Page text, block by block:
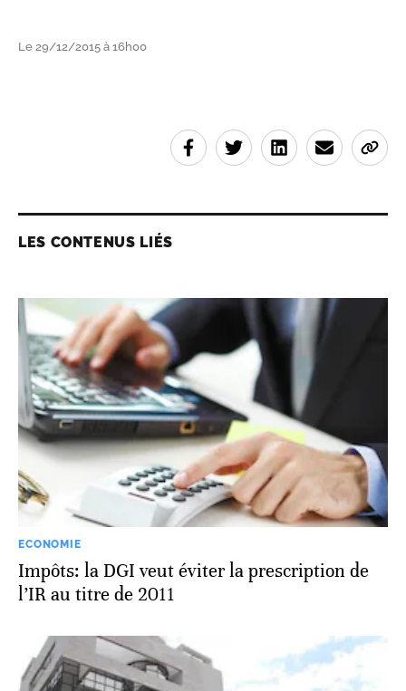
Le 29/12/2015 à 16h00
LES CONTENUS LIÉS
ECONOMIE
Impôts: la DGI veut éviter la prescription de
l’IR au titre de 2011